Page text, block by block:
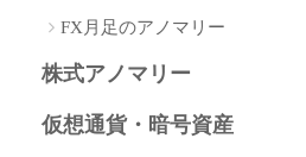
FX月足のアノマリー
株式アノマリー
仮想通貨・暗号資産